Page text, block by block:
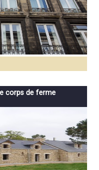
corps de ferme